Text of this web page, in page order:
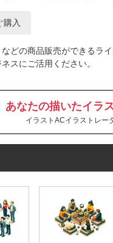
購入
どの商品販売ができるライ
スにご活用ください。
あなたの描いたイラ
イラストACイラストレー